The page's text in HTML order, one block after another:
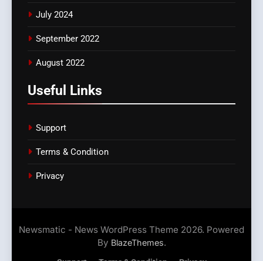
July 2024
September 2022
August 2022
Useful Links
Support
Terms & Condition
Privacy
Newsmatic - News WordPress Theme 2026. Powered
By BlazeThemes.